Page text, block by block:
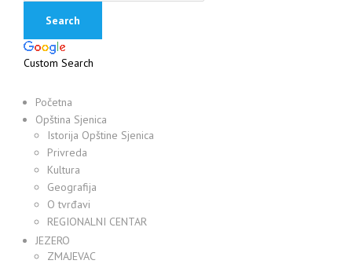
Custom Search
Početna
Opština Sjenica
Istorija Opštine Sjenica
Privreda
Kultura
Geografija
O tvrđavi
REGIONALNI CENTAR
JEZERO
ZMAJEVAC